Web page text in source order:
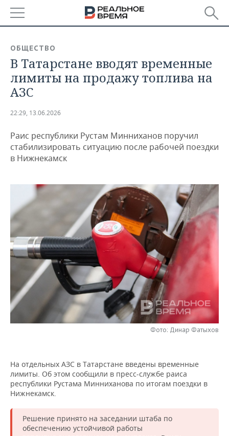
БАШКОРТОСТАН
ТАТАРСТАН
НОВОСТИ
АНАЛИТИКА
ДЕКЛАРАЦИИ О ДОХОДАХ
КОРОЛИ ГОСЗАКАЗА ПФО
КОМУ ПРИНАДЛЕЖАТ
ТОРГОВЫЕ ЦЕНТРЫ
ТАТАРСТАНА
НОВОСТИ ЭКОНОМИКИ
ФИНАНСЫ
БЮДЖЕТ
ИНВЕСТИЦИИ
ПРОМЫШЛЕННОСТЬ
НОВОСТИ
ПРОМЫШЛЕННОСТИ
АГРОПРОМ
МАШИНОСТРОЕНИЕ
НЕФТЕХИМИЯ
НЕФТЬ
ОПК
ЭНЕРГЕТИКА
НЕДВИЖИМОСТЬ
НОВОСТИ АВТО
БИЗНЕС
НОВОСТИ БИЗНЕСА
РОЗНИЧНАЯ ТОРГОВЛЯ
ТРАНСПОРТ
УСЛУГИ
НОВОСТИ ТЕХНОЛОГИЙ
IT
МЕДИА
ТЕЛЕКОММУНИКАЦИИ
МЕРОПРИЯТИЯ
НОВОСТИ МЕРОПРИЯТИЙ
ВЫЕЗДНАЯ РЕДАКЦИЯ
БИЗНЕС-БРАНЧИ
ОТКРЫТАЯ ЛЕКЦИЯ
СПОРТ
НОВОСТИ СПОРТА
ФУТБОЛ
БАСКЕТБОЛ
ВОЛЕЙБОЛ
ОБЩЕСТВО
НОВОСТИ ОБЩЕСТВА
ИНФРАСТРУКТУРА
ИСТОРИЯ
ФОТОГАЛЕРЕЯ
СПРАВОЧНИК
СПИСОК ПЕРСОН
ПОЛНАЯ ВЕРСИЯ
ОБЩЕСТВО
В Татарстане вводят временные
лимиты на продажу топлива на
АЗС
22:29, 13.06.2026
Раис республики Рустам Минниханов поручил
стабилизировать ситуацию после рабочей поездки
в Нижнекамск
Фото: Динар Фатыхов
На отдельных АЗС в Татарстане введены временные
лимиты. Об этом сообщили в пресс-службе раиса
республики Рустама Минниханова по итогам поездки в
Нижнекамск.
Решение принято на заседании штаба по
обеспечению устойчивой работы